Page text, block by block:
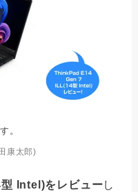
。
康太郎)
Intel)をレビューし